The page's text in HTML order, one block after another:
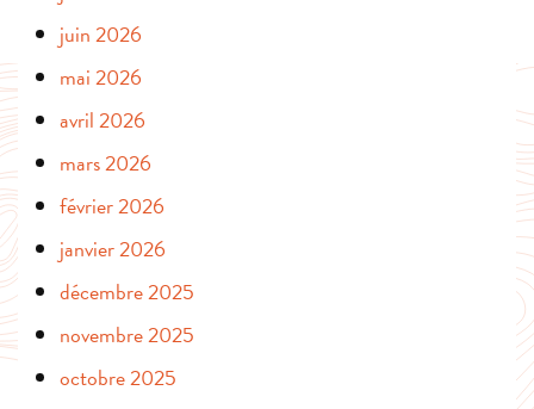
juin 2026
mai 2026
avril 2026
mars 2026
février 2026
janvier 2026
décembre 2025
novembre 2025
octobre 2025